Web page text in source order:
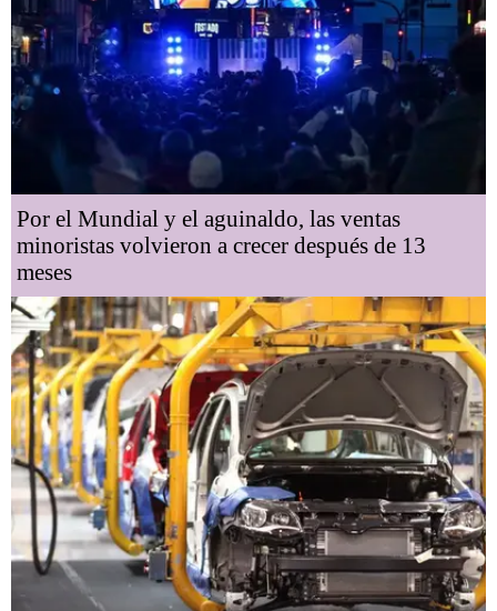
Por el Mundial y el aguinaldo, las ventas
minoristas volvieron a crecer después de 13
meses